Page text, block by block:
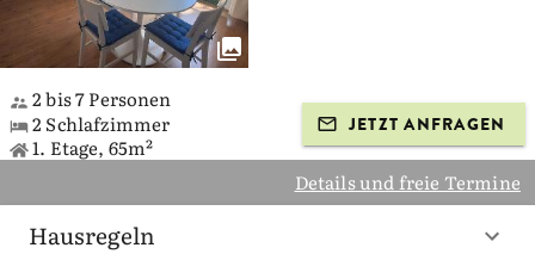
2 bis 7 Personen
2 Schlafzimmer
1. Etage, 65m²
JETZT ANFRAGEN
Details und freie Termine
Hausregeln